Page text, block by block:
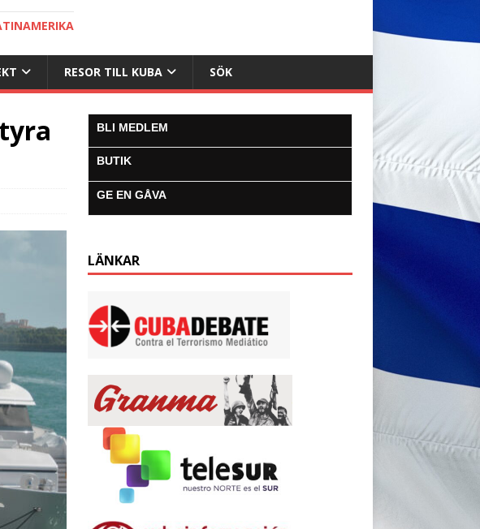
RESOR TILL KUBA SÖK
BLI MEDLEM
BUTIK
GE EN GÅVA
LÄNKAR